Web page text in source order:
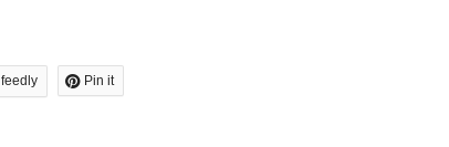
feedly Pin it